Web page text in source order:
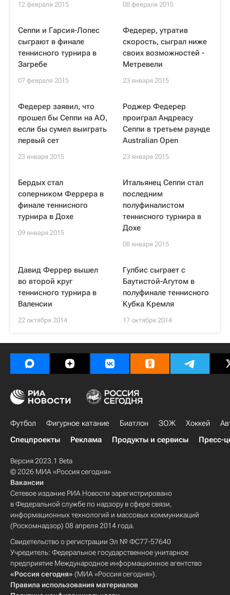
12 февраля 2015 08 февраля 2015
Сеппи и Гарсия-Лопес
сыграют в финале
теннисного турнира в
Загребе
07 февраля 2015
Федерер, утратив
скорость, сыграл ниже
своих возможностей -
Метревели
23 января 2015
Федерер заявил, что
прошел бы Сеппи на АО,
если бы сумел выиграть
первый сет
23 января 2015
Роджер Федерер
проиграл Андреасу
Сеппи в третьем раунде
Australian Open
23 января 2015
Бердых стал
соперником Феррера в
финале теннисного
турнира в Дохе
09 января 2015
Итальянец Сеппи стал
последним
полуфиналистом
теннисного турнира в
Дохе
08 января 2015
Давид Феррер вышел
во второй круг
теннисного турнира в
Валенсии
22 октября 2014
Гулбис сыграет с
Баутистой-Агутом в
полуфинале теннисного
Кубка Кремля
17 октября 2014
Футбол Фигурное катание Биатлон ЗОЖ Хоккей
Спецпроекты
Реклама Продукты и сервисы Пресс-
Версия 2023.1 Beta
© 2026 МИА «Россия сегодня»
Вакансии
Сетевое издание РИА Новости зарегистрировано
в Федеральной службе по надзору в сфере связи,
информационных технологий и массовых коммуникаций
(Роскомнадзор) 08 апреля 2014 года.
Свидетельство о регистрации Эл № ФС77-57640
Учредитель: Федеральное государственное унитарное
предприятие Международное информационное агентство
«Россия сегодня» (МИА «Россия сегодня»).
Правила использования материалов